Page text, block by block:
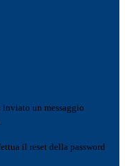
inviato un messaggio
il reset della password